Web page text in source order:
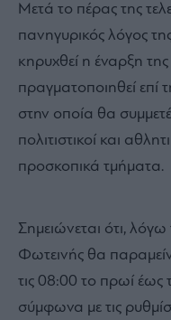
Μετά το πέρας της
πανηγυρικός λόγος
κηρυχθεί η έναρξη
πραγματοποιηθεί επί
στην οποία θα
πολιτιστικοί και
προσκοπικά τμήματα.
Σημειώνεται ότι,
Φωτεινής θα
τις 08:00 το πρωί έως
σύμφωνα με τις